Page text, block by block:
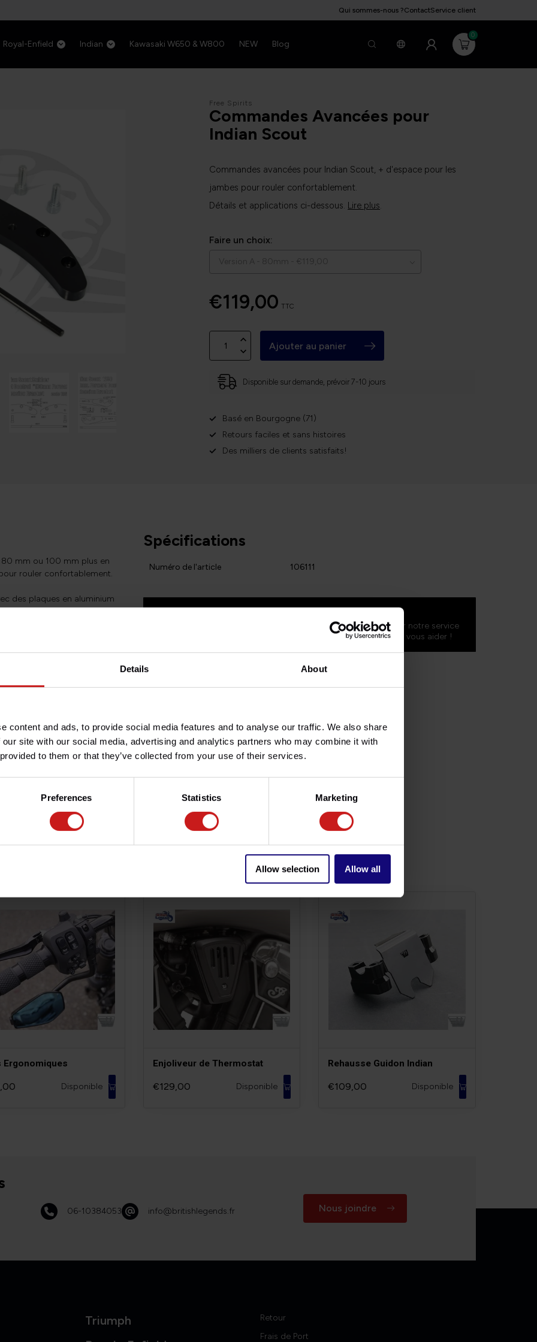
Details About
content and ads, to provide social media features and to analyse our traffic. We also share
site with our social media, advertising and analytics partners who may combine it with
to them or that they’ve collected from your use of their services.
Preferences Statistics Marketing
Allow selection Allow all
Qui sommes-nous ?ContactService client
Royal-Enfield Indian Kawasaki W650 & W800 NEW Blog
0
Free Spirits
Commandes Avancées pour
Indian Scout
Commandes avancées pour Indian Scout, + d'espace pour les
jambes pour rouler confortablement.
Détails et applications ci-dessous. Lire plus.
Faire un choix:
€119,00 TTC
Ajouter au panier
Disponible sur demande, prévoir 7-10 jours
Basé en Bourgogne (71)
Retours faciles et sans histoires
Des milliers de clients satisfaits!
mm ou 100 mm plus en
rouler confortablement.
des plaques en aluminium
des motos suivantes :
des motos suivantes :
toutes versions 2024+.
de remplacer la
de frein d'origine.
Spécifications
Numéro de l'article 106111
Besoin d'aide avec votre commande ? N'hésitez pas à contacter notre service
. Nous serons ravis de vous aider !
Ergonomiques
Disponible
Enjoliveur de Thermostat
€129,00 Disponible
Rehausse Guidon Indian
€109,00 Disponible
06-10384053 info@britishlegends.fr Nous joindre
Triumph
Retour
Frais de Port